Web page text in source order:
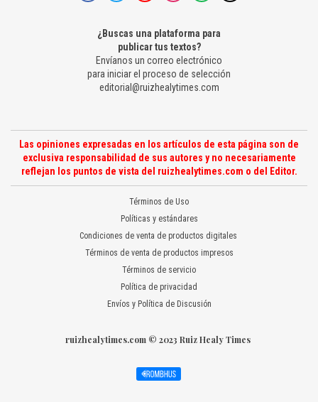
¿Buscas una plataforma para
publicar tus textos?
Envíanos un correo electrónico
para iniciar el proceso de selección
editorial@ruizhealytimes.com
Las opiniones expresadas en los artículos de esta página son de
exclusiva responsabilidad de sus autores y no necesariamente
reflejan los puntos de vista del ruizhealytimes.com o del Editor.
Términos de Uso
Políticas y estándares
Condiciones de venta de productos digitales
Términos de venta de productos impresos
Términos de servicio
Política de privacidad
Envíos y Política de Discusión
ruizhealytimes.com © 2023 Ruiz Healy Times